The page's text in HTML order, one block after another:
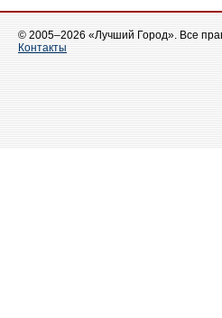
© 2005–2026 «Лучший Город». Все
Контакты